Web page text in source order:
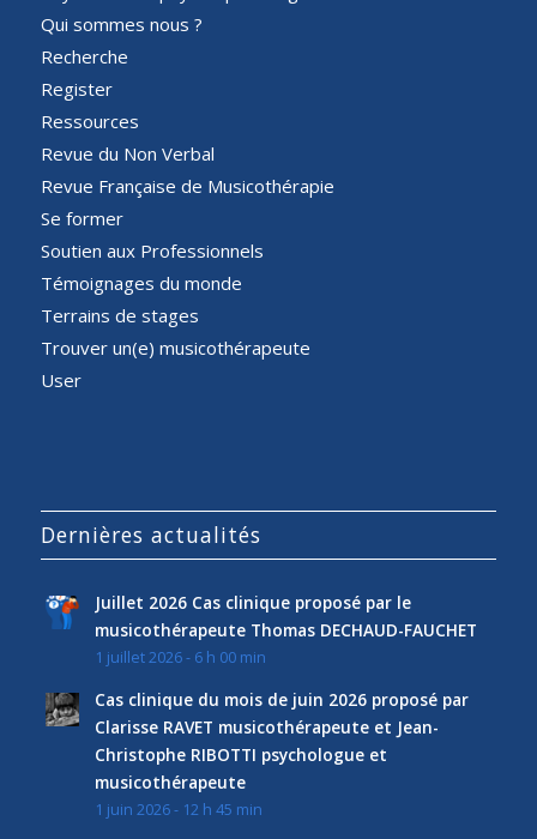
Qui sommes nous ?
Recherche
Register
Ressources
Revue du Non Verbal
Revue Française de Musicothérapie
Se former
Soutien aux Professionnels
Témoignages du monde
Terrains de stages
Trouver un(e) musicothérapeute
User
Dernières actualités
Juillet 2026 Cas clinique proposé par le
musicothérapeute Thomas DECHAUD-FAUCHET
1 juillet 2026 - 6 h 00 min
Cas clinique du mois de juin 2026 proposé par
Clarisse RAVET musicothérapeute et Jean-
Christophe RIBOTTI psychologue et
musicothérapeute
1 juin 2026 - 12 h 45 min